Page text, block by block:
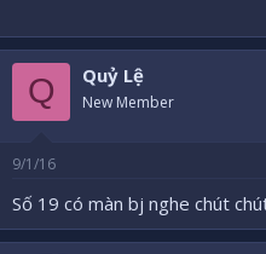
Q Quỷ Lệ
New Member
9/1/16
Số 19 có màn bj nghe chút